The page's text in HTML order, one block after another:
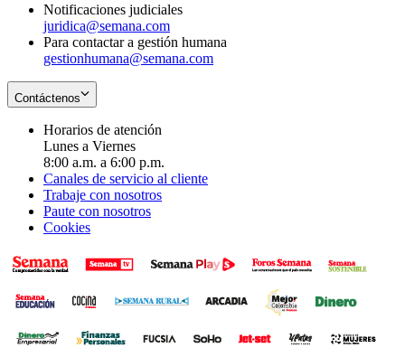
Notificaciones judiciales
juridica@semana.com
Para contactar a gestión humana
gestionhumana@semana.com
Contáctenos
Horarios de atención
Lunes a Viernes
8:00 a.m. a 6:00 p.m.
Canales de servicio al cliente
Trabaje con nosotros
Paute con nosotros
Cookies